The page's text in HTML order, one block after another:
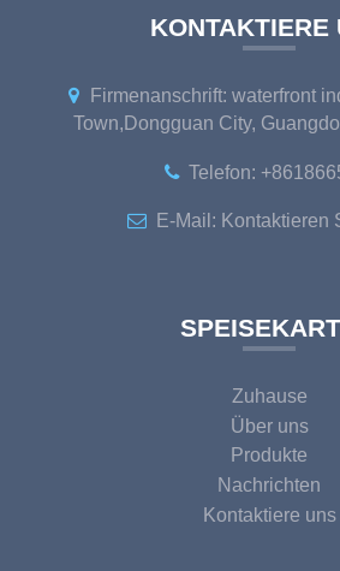
KONTAKTIERE
Firmenanschrift: waterfront
Town,Dongguan City,
Telefon:
E-Mail: Kontaktieren
Zuhause
Über uns
Produkte
Nachrichten
Kontaktiere uns